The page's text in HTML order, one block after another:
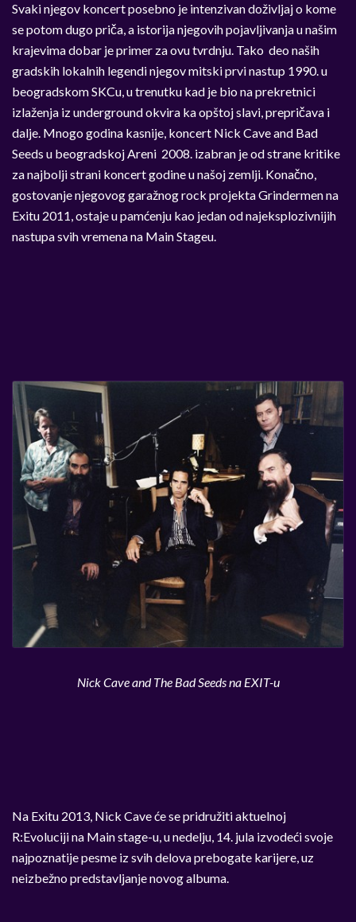
Svaki njegov koncert posebno je intenzivan doživljaj o kome
se potom dugo priča, a istorija njegovih pojavljivanja u našim
krajevima dobar je primer za ovu tvrdnju. Tako deo naših
gradskih lokalnih legendi njegov mitski prvi nastup 1990. u
beogradskom SKCu, u trenutku kad je bio na prekretnici
izlaženja iz underground okvira ka opštoj slavi, prepričava i
dalje. Mnogo godina kasnije, koncert Nick Cave and Bad
Seeds u beogradskoj Areni 2008. izabran je od strane kritike
za najbolji strani koncert godine u našoj zemlji. Konačno,
gostovanje njegovog garažnog rock projekta Grindermen na
Exitu 2011, ostaje u pamćenju kao jedan od najeksplozivnijih
nastupa svih vremena na Main Stageu.
Nick Cave and The Bad Seeds na EXIT-u
Na Exitu 2013, Nick Cave će se pridružiti aktuelnoj
R:Evoluciji na Main stage-u, u nedelju, 14. jula izvodeći svoje
najpoznatije pesme iz svih delova prebogate karijere, uz
neizbežno predstavljanje novog albuma.